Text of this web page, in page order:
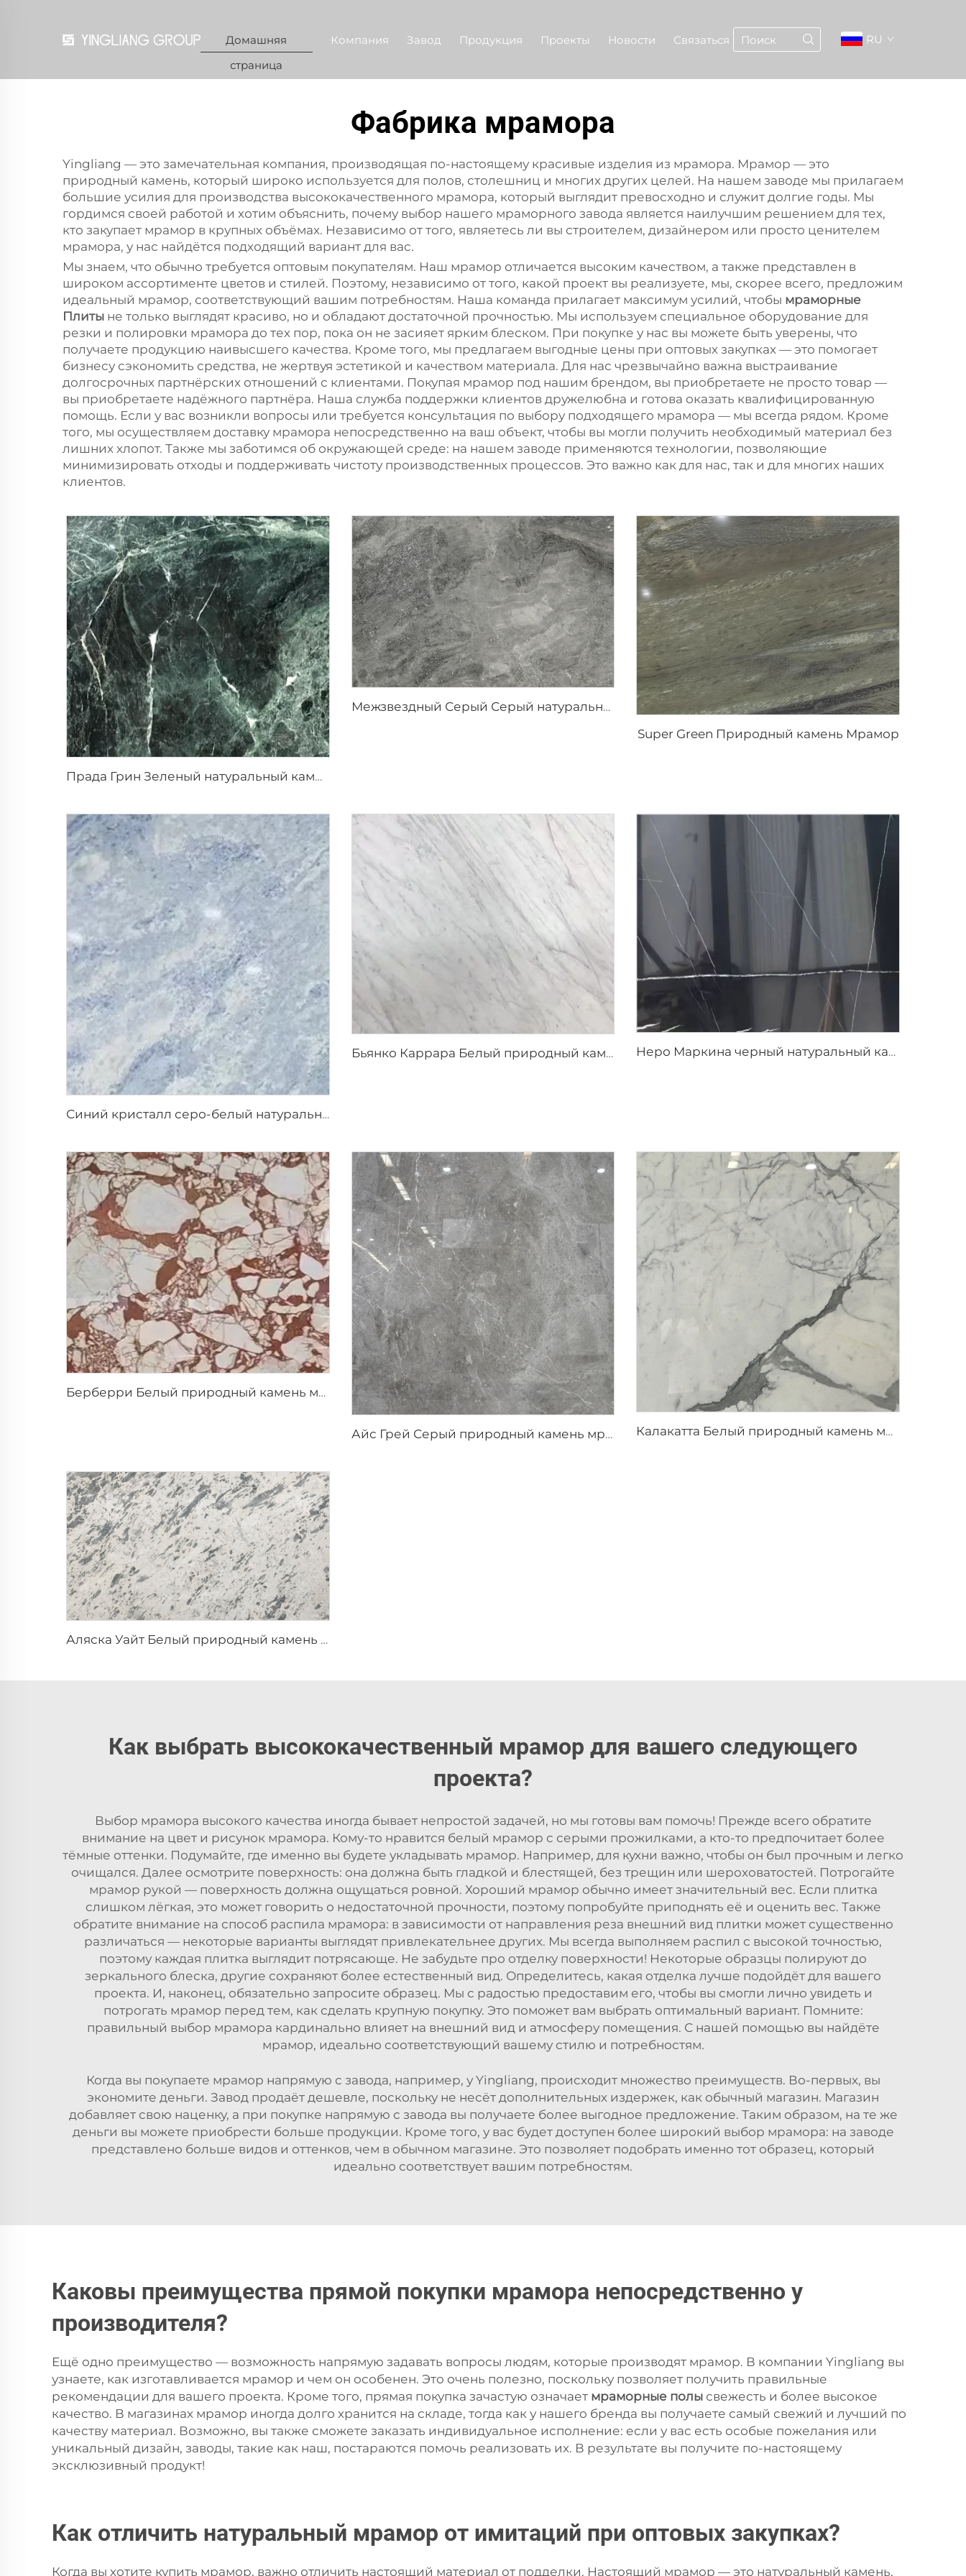
Домашняя
страница
Компания Завод Продукция Проекты Новости Связаться RU
Фабрика мрамора
Yingliang — это замечательная компания, производящая по-настоящему красивые изделия из мрамора. Мрамор — это
природный камень, который широко используется для полов, столешниц и многих других целей. На нашем заводе мы прилагаем
большие усилия для производства высококачественного мрамора, который выглядит превосходно и служит долгие годы. Мы
гордимся своей работой и хотим объяснить, почему выбор нашего мраморного завода является наилучшим решением для тех,
кто закупает мрамор в крупных объёмах. Независимо от того, являетесь ли вы строителем, дизайнером или просто ценителем
мрамора, у нас найдётся подходящий вариант для вас.
Мы знаем, что обычно требуется оптовым покупателям. Наш мрамор отличается высоким качеством, а также представлен в
широком ассортименте цветов и стилей. Поэтому, независимо от того, какой проект вы реализуете, мы, скорее всего, предложим
идеальный мрамор, соответствующий вашим потребностям. Наша команда прилагает максимум усилий, чтобы мраморные
Плиты не только выглядят красиво, но и обладают достаточной прочностью. Мы используем специальное оборудование для
резки и полировки мрамора до тех пор, пока он не засияет ярким блеском. При покупке у нас вы можете быть уверены, что
получаете продукцию наивысшего качества. Кроме того, мы предлагаем выгодные цены при оптовых закупках — это помогает
бизнесу сэкономить средства, не жертвуя эстетикой и качеством материала. Для нас чрезвычайно важна выстраивание
долгосрочных партнёрских отношений с клиентами. Покупая мрамор под нашим брендом, вы приобретаете не просто товар —
вы приобретаете надёжного партнёра. Наша служба поддержки клиентов дружелюбна и готова оказать квалифицированную
помощь. Если у вас возникли вопросы или требуется консультация по выбору подходящего мрамора — мы всегда рядом. Кроме
того, мы осуществляем доставку мрамора непосредственно на ваш объект, чтобы вы могли получить необходимый материал без
лишних хлопот. Также мы заботимся об окружающей среде: на нашем заводе применяются технологии, позволяющие
минимизировать отходы и поддерживать чистоту производственных процессов. Это важно как для нас, так и для многих наших
клиентов.
Прада Грин Зеленый натуральный камень мрамор с белыми прожилками и узором
Межзвездный Серый Серый натуральный камень мрамор с пятнистой текстурой и серебристо-серыми вкраплениями
Super Green Природный камень Мрамор
Синий кристалл серо-белый натуральный каменный мрамор с сине-серой текстурой и яркими включениями
Бьянко Каррара Белый природный камень мрамор со светло-серыми прожилками Неро Маркина черный натуральный каменный мрамор с белой трещиноватой текстурой прожилок
Берберри Белый природный камень мрамор с нерегулярным красно-коричневым узором
Айс Грей Серый природный камень мрамор с нерегулярными белыми трещинами-прожилками Калакатта Белый природный камень мрамор с серыми прожилками и узором
Аляска Уайт Белый природный камень мрамор с пятнистой серой фрагментированной текстурой
Как выбрать высококачественный мрамор для вашего следующего
проекта?
Выбор мрамора высокого качества иногда бывает непростой задачей, но мы готовы вам помочь! Прежде всего обратите
внимание на цвет и рисунок мрамора. Кому-то нравится белый мрамор с серыми прожилками, а кто-то предпочитает более
тёмные оттенки. Подумайте, где именно вы будете укладывать мрамор. Например, для кухни важно, чтобы он был прочным и легко
очищался. Далее осмотрите поверхность: она должна быть гладкой и блестящей, без трещин или шероховатостей. Потрогайте
мрамор рукой — поверхность должна ощущаться ровной. Хороший мрамор обычно имеет значительный вес. Если плитка
слишком лёгкая, это может говорить о недостаточной прочности, поэтому попробуйте приподнять её и оценить вес. Также
обратите внимание на способ распила мрамора: в зависимости от направления реза внешний вид плитки может существенно
различаться — некоторые варианты выглядят привлекательнее других. Мы всегда выполняем распил с высокой точностью,
поэтому каждая плитка выглядит потрясающе. Не забудьте про отделку поверхности! Некоторые образцы полируют до
зеркального блеска, другие сохраняют более естественный вид. Определитесь, какая отделка лучше подойдёт для вашего
проекта. И, наконец, обязательно запросите образец. Мы с радостью предоставим его, чтобы вы смогли лично увидеть и
потрогать мрамор перед тем, как сделать крупную покупку. Это поможет вам выбрать оптимальный вариант. Помните:
правильный выбор мрамора кардинально влияет на внешний вид и атмосферу помещения. С нашей помощью вы найдёте
мрамор, идеально соответствующий вашему стилю и потребностям.
Когда вы покупаете мрамор напрямую с завода, например, у Yingliang, происходит множество преимуществ. Во-первых, вы
экономите деньги. Завод продаёт дешевле, поскольку не несёт дополнительных издержек, как обычный магазин. Магазин
добавляет свою наценку, а при покупке напрямую с завода вы получаете более выгодное предложение. Таким образом, на те же
деньги вы можете приобрести больше продукции. Кроме того, у вас будет доступен более широкий выбор мрамора: на заводе
представлено больше видов и оттенков, чем в обычном магазине. Это позволяет подобрать именно тот образец, который
идеально соответствует вашим потребностям.
Каковы преимущества прямой покупки мрамора непосредственно у
производителя?
Ещё одно преимущество — возможность напрямую задавать вопросы людям, которые производят мрамор. В компании Yingliang вы
узнаете, как изготавливается мрамор и чем он особенен. Это очень полезно, поскольку позволяет получить правильные
рекомендации для вашего проекта. Кроме того, прямая покупка зачастую означает мраморные полы свежесть и более высокое
качество. В магазинах мрамор иногда долго хранится на складе, тогда как у нашего бренда вы получаете самый свежий и лучший по
качеству материал. Возможно, вы также сможете заказать индивидуальное исполнение: если у вас есть особые пожелания или
уникальный дизайн, заводы, такие как наш, постараются помочь реализовать их. В результате вы получите по-настоящему
эксклюзивный продукт!
Как отличить натуральный мрамор от имитаций при оптовых закупках?
Когда вы хотите купить мрамор, важно отличить настоящий материал от подделки. Настоящий мрамор — это натуральный камень,